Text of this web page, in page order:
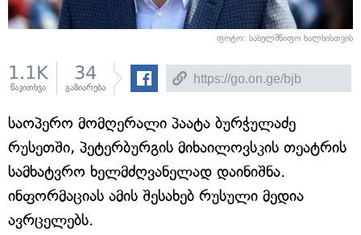
ფოტო: სახელმწიფო ხალხისთვის
1.1K
წაკითხვა
34
გაზიარება
საოპერო მომღერალი პაატა ბურჭულაძე
რუსეთში, პეტერბურგის მიხაილოვსკის თეატრის
სამხატვრო ხელმძღვანელად დაინიშნა.
ინფორმაციას ამის შესახებ რუსული მედია
ავრცელებს.